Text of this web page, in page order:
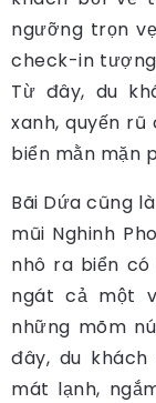
ngưỡng trọn
check-in tượng
Từ đây, du
xanh, quyến rũ
biển mằn mặn
Bãi Dứa cũng
mũi Nghinh
nhô ra biển
ngát cả một
những mõm
đây, du
mát lạnh,